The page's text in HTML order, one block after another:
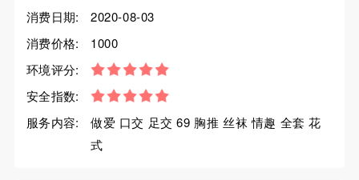
消费日期:
2020-08-03
消费价格:
1000
环境评分:
安全指数:
服务内容:
做爱 口交 足交 69 胸推 丝袜 情趣 全套 花
式